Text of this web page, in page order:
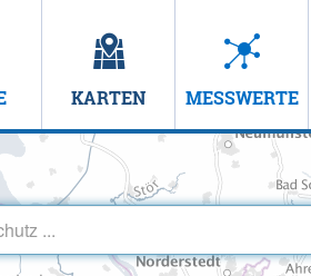
KARTEN MESSWERTE